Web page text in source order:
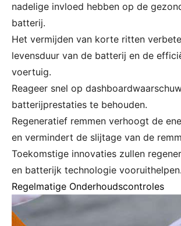
nadelige invloed hebben op de
batterij.
Het vermijden van korte ritten
levensduur van de batterij en de
voertuig.
Reageer snel op
batterijprestaties te behouden.
Regeneratief remmen verhoogt de
en vermindert de slijtage van de
Toekomstige innovaties zullen
en batterijk technologie vooruithelpen.
Regelmatige Onderhoudscontroles